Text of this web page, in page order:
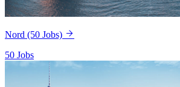
Nord (50 Jobs)
50 Jobs